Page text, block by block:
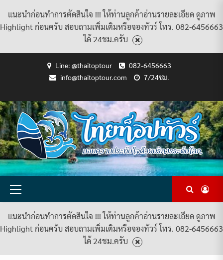
แนะนำก่อนทำการตัดสินใจ !!! ให้ท่านลูกค้าอ่านรายละเอียด ดูภาพ
Highlight ก่อนครับ สอบถามเพิ่มเติมหรือจองทัวร์ โทร. 082-6456663
ได้ 24ชม.ครับ
Line: @thaitoptour
082-6456663
info@thaitoptour.com
7/24ชม.
USACCOUNT
POLICY
AND
CONDITIONS
แพ็คเกจ
ทัวร์
ทั้งหมด
ต้อนรับ
สู่
ไทย
ท็อป
ทัวร์
กับ
เรา
ทัวร์
ทั้งหมด
Primary
แนะนำก่อนทำการตัดสินใจ !!! ให้ท่านลูกค้าอ่านรายละเอียด ดูภาพ
Highlight ก่อนครับ สอบถามเพิ่มเติมหรือจองทัวร์ โทร. 082-6456663
ได้ 24ชม.ครับ